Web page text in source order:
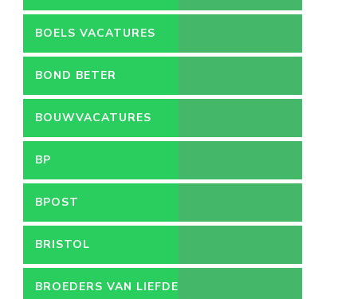
BOELS VACATURES
BOND BETER
LEEFMILIEU
BOUWVACATURES
BP
BPOST
BRISTOL
BROEDERS VAN LIEFDE